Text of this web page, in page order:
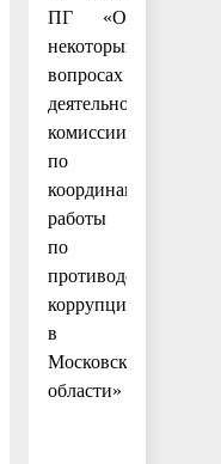
ПГ «О
некоторых
вопросах
деятельности
комиссии
по
координации
работы
по
противодействию
коррупции
в
Московской
области»